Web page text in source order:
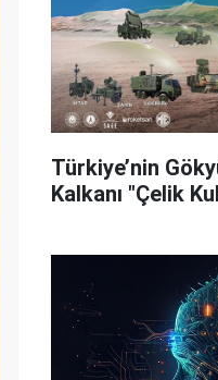
Türkiye’nin
Kalkanı "Çelik